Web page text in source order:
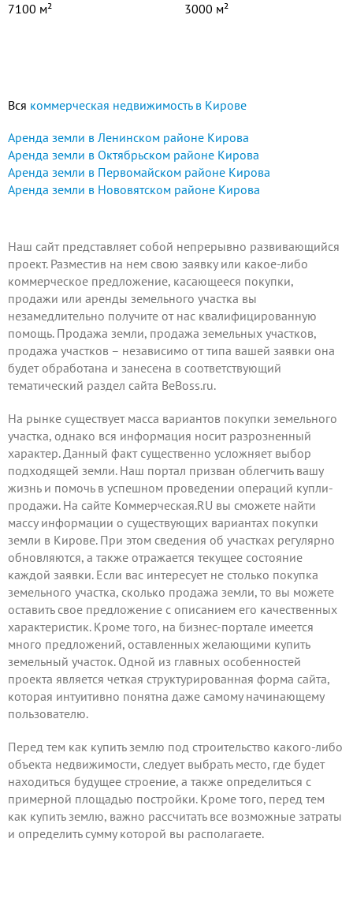
7100 м²
3000 м²
Вся коммерческая недвижимость в Кирове
Аренда земли в Ленинском районе Кирова
Аренда земли в Октябрьском районе Кирова
Аренда земли в Первомайском районе Кирова
Аренда земли в Нововятском районе Кирова
Наш сайт представляет собой непрерывно развивающийся
проект. Разместив на нем свою заявку или какое-либо
коммерческое предложение, касающееся покупки,
продажи или аренды земельного участка вы
незамедлительно получите от нас квалифицированную
помощь. Продажа земли, продажа земельных участков,
продажа участков – независимо от типа вашей заявки она
будет обработана и занесена в соответствующий
тематический раздел сайта BeBoss.ru.
На рынке существует масса вариантов покупки земельного
участка, однако вся информация носит разрозненный
характер. Данный факт существенно усложняет выбор
подходящей земли. Наш портал призван облегчить вашу
жизнь и помочь в успешном проведении операций купли-
продажи. На сайте Коммерческая.RU вы сможете найти
массу информации о существующих вариантах покупки
земли в Кирове. При этом сведения об участках регулярно
обновляются, а также отражается текущее состояние
каждой заявки. Если вас интересует не столько покупка
земельного участка, сколько продажа земли, то вы можете
оставить свое предложение с описанием его качественных
характеристик. Кроме того, на бизнес-портале имеется
много предложений, оставленных желающими купить
земельный участок. Одной из главных особенностей
проекта является четкая структурированная форма сайта,
которая интуитивно понятна даже самому начинающему
пользователю.
Перед тем как купить землю под строительство какого-либо
объекта недвижимости, следует выбрать место, где будет
находиться будущее строение, а также определиться с
примерной площадью постройки. Кроме того, перед тем
как купить землю, важно рассчитать все возможные затраты
и определить сумму которой вы располагаете.